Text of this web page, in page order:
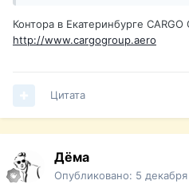
Контора в Екатеринбурге CARGO
http://www.cargogroup.aero
Цитата
Дёма
Опубликовано: 5